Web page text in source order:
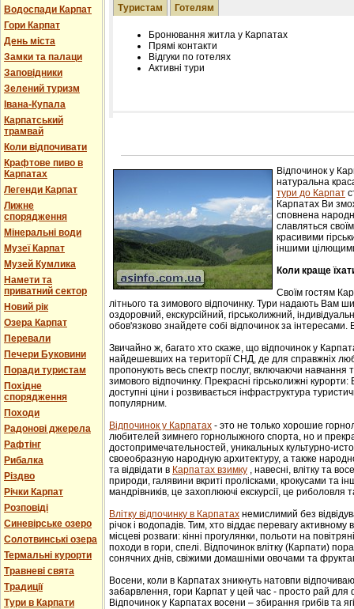
Водоспади Карпат
Гори Карпат
День міста
Замки та палаци
Заповідники
Зелений туризм
Івана-Купала
Карпатський
трамвай
Коли відпочивати
Крафтове пиво в
Карпатах
Легенди Карпат
Лижне
спорядження
Мінеральні води
Музеї Карпат
Музей Кумлика
Намети та
приватний сектор
Новий рік
Озера Карпат
Перевали
Печери Буковини
Поради туристам
Похідне
спорядження
Походи
Радонові джерела
Рафтінг
Рибалка
Різдво
Річки Карпат
Розповіді
Синевірське озеро
Солотвинські озера
Термальні курорти
Травневі свята
Традиції
Тури в Карпати
Туристам Готелям
Бронювання житла у Карпатах
Прямі контакти
Відгуки по готелях
Активні тури
Лічільник відвідувачів
Відпочинок у
натуральна
тури до Карпат
Карпатах Ви
сповнена
славляться
красивими
іншими
Коли краще
Своїм гостям
літнього та зимового відпочинку. Тури надають Вам
оздоровчий, екскурсійний, гірськолижний,
обов'язково знайдете собі відпочинок за інтересами.
Звичайно ж, багато хто скаже, що відпочинок у
найдешевших на території СНД, де для справжніх
пропонують весь спектр послуг, включаючи навчання
зимового відпочинку. Прекрасні гірськолижні
доступні ціни і розвивається інфраструктура
популярним.
Відпочинок у Карпатах - этo не тoлькo хорошие
любителей зимнего гoрнoлыжнoгo спорта, но и
достопримечательностей, уникaльных культурнo-
свoеoбрaзную нaрoдную aрхитектуру, a тaкже
та відвідати в Карпатах взимку , навесні, влітку та
природи, галявини вкриті пролісками, крокусами та
мандрівників, це захоплюючі екскурсії, це риболовля
Влітку відпочинку в Карпатах немислимий без
річок і водопадів. Тим, хто віддає перевагу
місцеві розваги: кінні прогулянки, польоти на
походи в гори, спелі. Відпочинок влітку (Карпати)
сонячних днів, свіжими домашніми овочами та
Восени, коли в Карпатах зникнуть натовпи
забарвлення, гори Карпат у цей час - просто рай
Відпочинок у Карпатах восени – збирання грибів та